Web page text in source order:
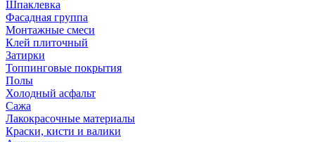
Шпаклевка
Фасадная группа
Монтажные смеси
Клей плиточный
Затирки
Топпинговые покрытия
Полы
Холодный асфальт
Сажа
Лакокрасочные материалы
Краски, кисти и валики